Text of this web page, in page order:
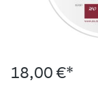
18,00 €*